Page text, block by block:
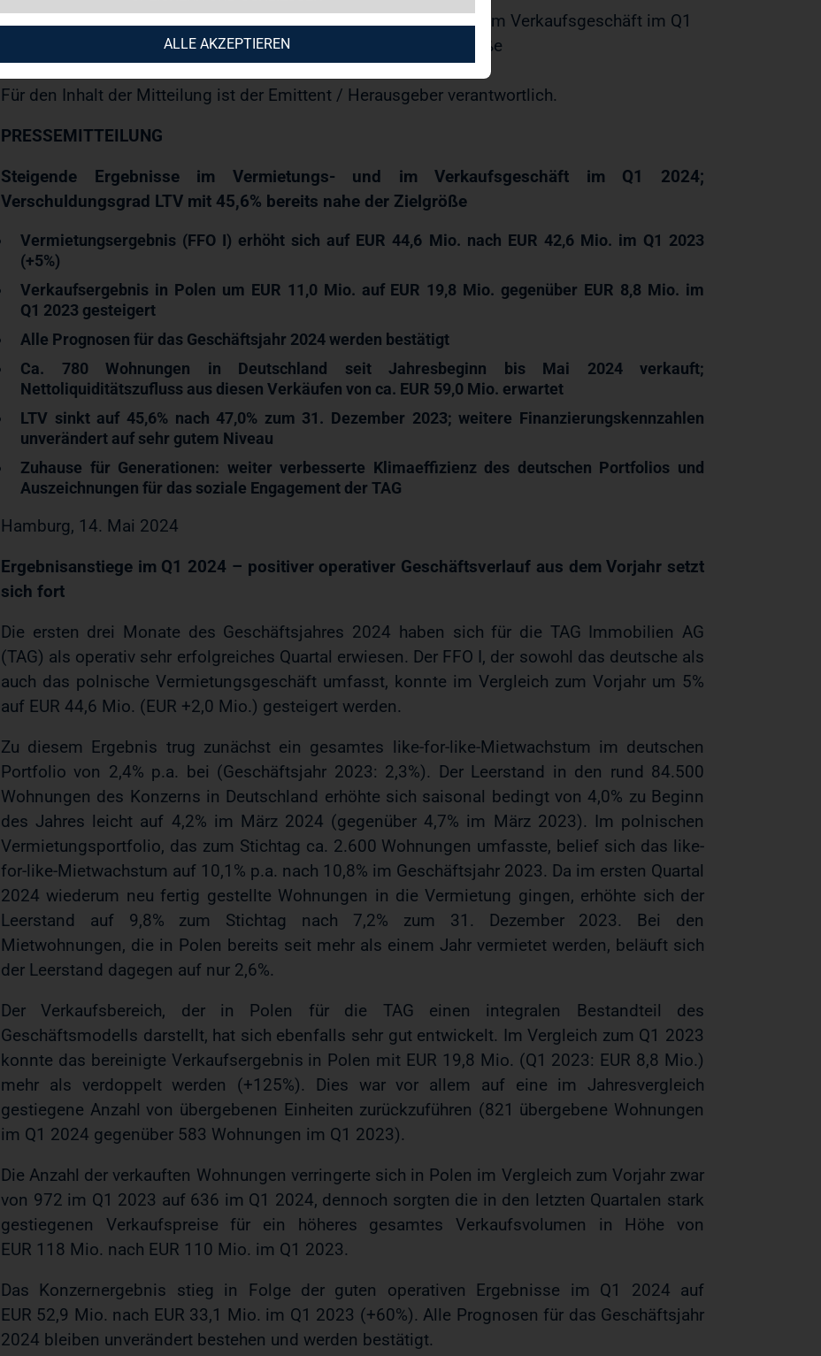
TAG Immobilien AG: Steigende Ergebnisse im Vermietungs- und im Verkaufsgeschäft im Q1
2024; Verschuldungsgrad LTV mit 45,6% bereits nahe der Zielgröße
Für den Inhalt der Mitteilung ist der Emittent / Herausgeber verantwortlich.
PRESSEMITTEILUNG
Steigende Ergebnisse im Vermietungs- und im Verkaufsgeschäft im Q1 2024;
Verschuldungsgrad LTV mit 45,6% bereits nahe der Zielgröße
Vermietungsergebnis (FFO I) erhöht sich auf EUR 44,6 Mio. nach EUR 42,6 Mio. im Q1 2023
(+5%)
Verkaufsergebnis in Polen um EUR 11,0 Mio. auf EUR 19,8 Mio. gegenüber EUR 8,8 Mio. im
Q1 2023 gesteigert
Alle Prognosen für das Geschäftsjahr 2024 werden bestätigt
Ca. 780 Wohnungen in Deutschland seit Jahresbeginn bis Mai 2024 verkauft;
Nettoliquiditätszufluss aus diesen Verkäufen von ca. EUR 59,0 Mio. erwartet
LTV sinkt auf 45,6% nach 47,0% zum 31. Dezember 2023; weitere Finanzierungskennzahlen
unverändert auf sehr gutem Niveau
Zuhause für Generationen: weiter verbesserte Klimaeffizienz des deutschen Portfolios und
Auszeichnungen für das soziale Engagement der TAG
Hamburg, 14. Mai 2024
Ergebnisanstiege im Q1 2024 – positiver operativer Geschäftsverlauf aus dem Vorjahr setzt
sich fort
Die ersten drei Monate des Geschäftsjahres 2024 haben sich für die TAG Immobilien AG
(TAG) als operativ sehr erfolgreiches Quartal erwiesen. Der FFO I, der sowohl das deutsche als
auch das polnische Vermietungsgeschäft umfasst, konnte im Vergleich zum Vorjahr um 5%
auf EUR 44,6 Mio. (EUR +2,0 Mio.) gesteigert werden.
Zu diesem Ergebnis trug zunächst ein gesamtes like-for-like-Mietwachstum im deutschen
Portfolio von 2,4% p.a. bei (Geschäftsjahr 2023: 2,3%). Der Leerstand in den rund 84.500
Wohnungen des Konzerns in Deutschland erhöhte sich saisonal bedingt von 4,0% zu Beginn
des Jahres leicht auf 4,2% im März 2024 (gegenüber 4,7% im März 2023). Im polnischen
Vermietungsportfolio, das zum Stichtag ca. 2.600 Wohnungen umfasste, belief sich das like-
for-like-Mietwachstum auf 10,1% p.a. nach 10,8% im Geschäftsjahr 2023. Da im ersten Quartal
2024 wiederum neu fertig gestellte Wohnungen in die Vermietung gingen, erhöhte sich der
Leerstand auf 9,8% zum Stichtag nach 7,2% zum 31. Dezember 2023. Bei den
Mietwohnungen, die in Polen bereits seit mehr als einem Jahr vermietet werden, beläuft sich
der Leerstand dagegen auf nur 2,6%.
Der Verkaufsbereich, der in Polen für die TAG einen integralen Bestandteil des
Geschäftsmodells darstellt, hat sich ebenfalls sehr gut entwickelt. Im Vergleich zum Q1 2023
konnte das bereinigte Verkaufsergebnis in Polen mit EUR 19,8 Mio. (Q1 2023: EUR 8,8 Mio.)
mehr als verdoppelt werden (+125%). Dies war vor allem auf eine im Jahresvergleich
gestiegene Anzahl von übergebenen Einheiten zurückzuführen (821 übergebene Wohnungen
im Q1 2024 gegenüber 583 Wohnungen im Q1 2023).
Die Anzahl der verkauften Wohnungen verringerte sich in Polen im Vergleich zum Vorjahr zwar
von 972 im Q1 2023 auf 636 im Q1 2024, dennoch sorgten die in den letzten Quartalen stark
gestiegenen Verkaufspreise für ein höheres gesamtes Verkaufsvolumen in Höhe von
EUR 118 Mio. nach EUR 110 Mio. im Q1 2023.
Das Konzernergebnis stieg in Folge der guten operativen Ergebnisse im Q1 2024 auf
EUR 52,9 Mio. nach EUR 33,1 Mio. im Q1 2023 (+60%). Alle Prognosen für das Geschäftsjahr
2024 bleiben unverändert bestehen und werden bestätigt.
ALLE AKZEPTIEREN